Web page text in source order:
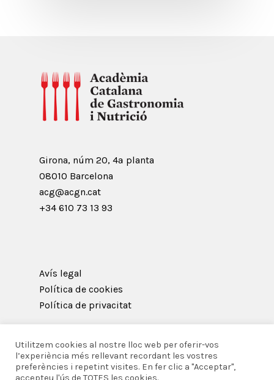
Girona, núm 20, 4ª planta
08010 Barcelona
acg@acgn.cat
+34 610 73 13 93
Avís legal
Política de cookies
Política de privacitat
© 2026 Acadèmia Catalana de Gastronomia i
Utilitzem cookies al nostre lloc web per oferir-vos
l’experiència més rellevant recordant les vostres
preferències i repetint visites. En fer clic a "Acceptar",
accepteu l'ús de TOTES les cookies.